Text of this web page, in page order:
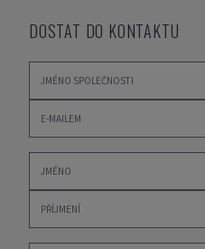
DOSTAT DO KONTAKTU